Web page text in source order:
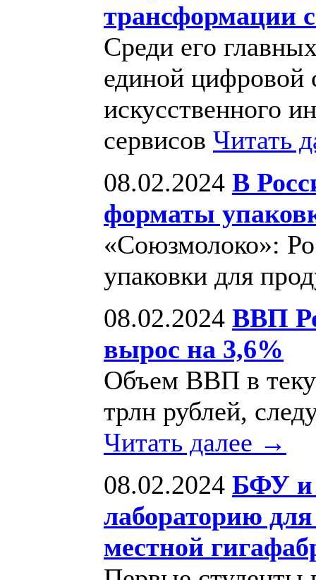
трансформации
Среди его
единой цифровой
искусственного
сервисов Читать
08.02.2024 В
форматы
«Союзмолоко»:
упаковки для
08.02.2024 ВВП
вырос на 3,6%
Объем ВВП в
трлн рублей,
Читать далее →
08.02.2024 БФУ и
лабораторию
местной